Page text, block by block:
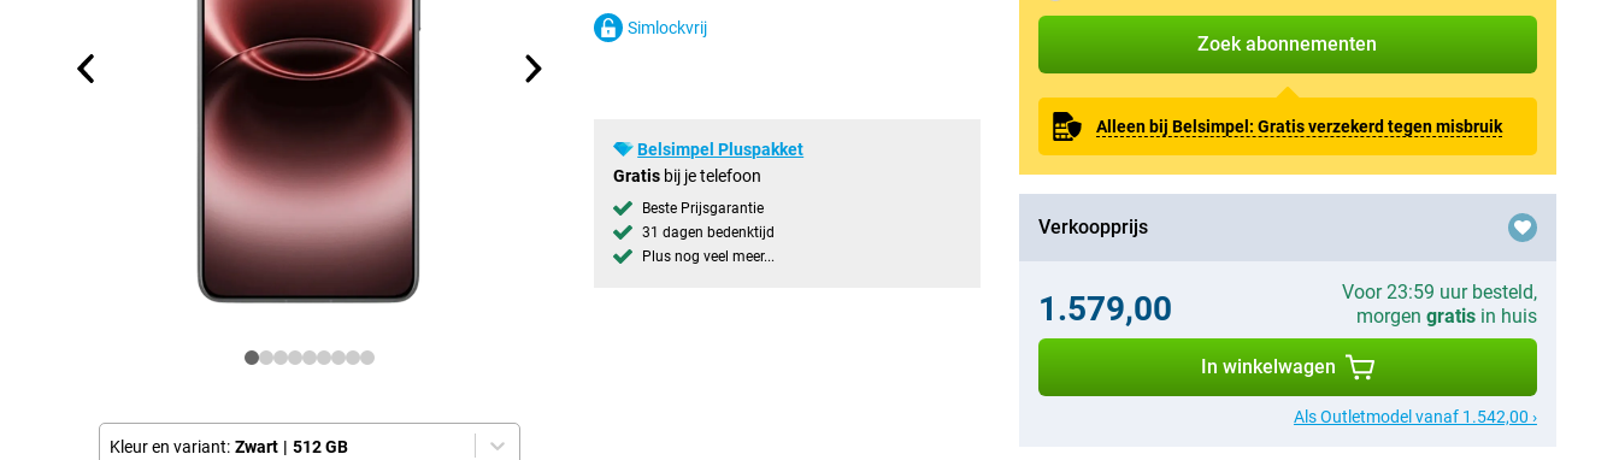
Kleur en variant: Zwart | 512 GB
Simlockvrij
Belsimpel Pluspakket
Gratis bij je telefoon
Beste Prijsgarantie
31 dagen bedenktijd
Plus nog veel meer...
Zoek abonnementen
Alleen bij Belsimpel: Gratis verzekerd tegen misbruik
Verkoopprijs
1.579,00
Voor 23:59 uur besteld,
morgen gratisin huis
In winkelwagen
Als Outletmodel vanaf 1.542,00 ›